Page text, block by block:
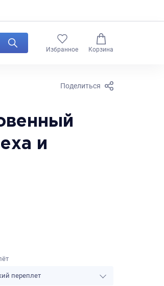
Избранное Корзина
Поделиться
и
переплет